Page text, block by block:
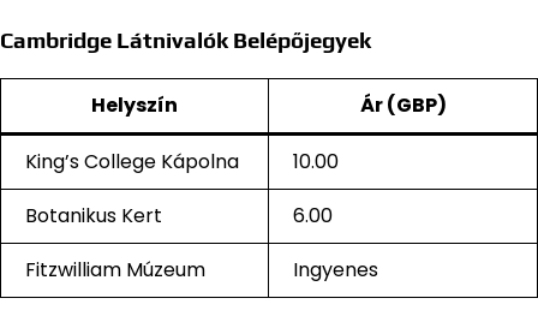
Cambridge Látnivalók Belépőjegyek
Helyszín Ár (GBP)
King’s College Kápolna
10.00
Botanikus Kert
6.00
Fitzwilliam Múzeum
Ingyenes